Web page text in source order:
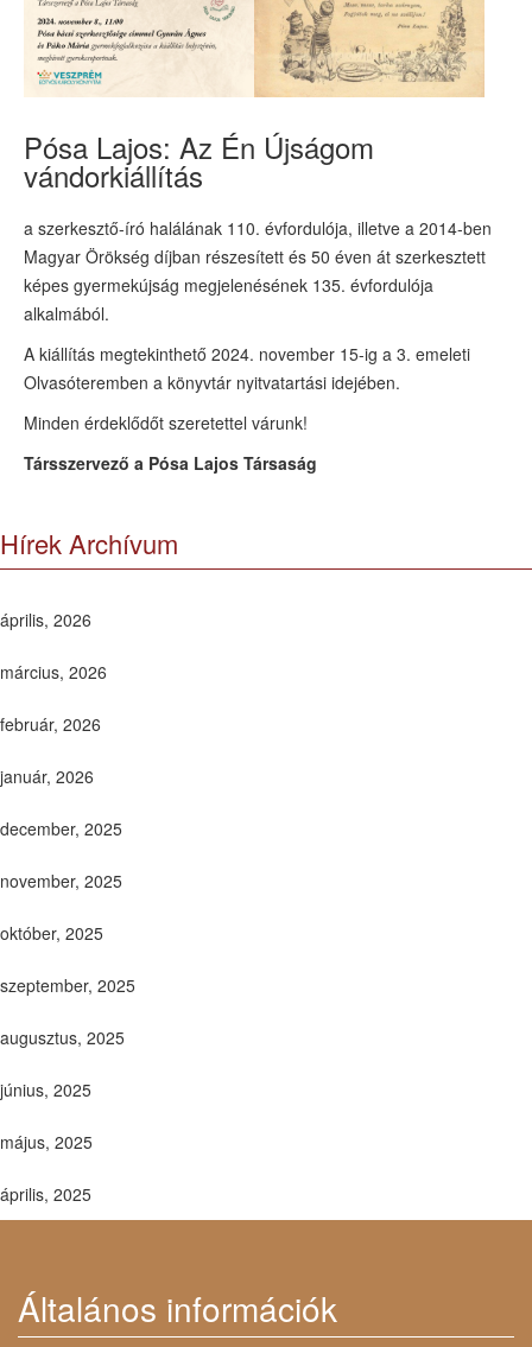
Pósa Lajos: Az Én Újságom
vándorkiállítás
a szerkesztő-író halálának 110. évfordulója, illetve a 2014-ben
Magyar Örökség díjban részesített és 50 éven át szerkesztett
képes gyermekújság megjelenésének 135. évfordulója
alkalmából.
A kiállítás megtekinthető 2024. november 15-ig a 3. emeleti
Olvasóteremben a könyvtár nyitvatartási idejében.
Minden érdeklődőt szeretettel várunk!
Társszervező a Pósa Lajos Társaság
Hírek Archívum
április, 2026
március, 2026
február, 2026
január, 2026
december, 2025
november, 2025
október, 2025
szeptember, 2025
augusztus, 2025
június, 2025
május, 2025
április, 2025
Általános információk